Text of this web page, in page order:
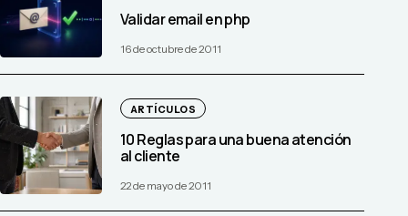
Validar email en php
16 de octubre de 2011
ARTÍCULOS
10 Reglas para una buena atención
al cliente
22 de mayo de 2011